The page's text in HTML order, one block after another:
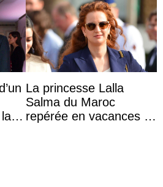
La princesse Lalla
Salma du Maroc
repérée en vacances à